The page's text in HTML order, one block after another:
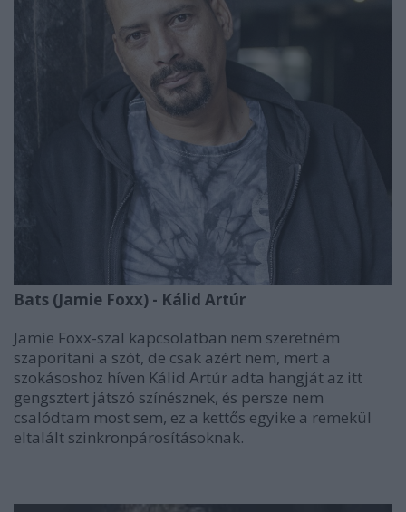
Bats (Jamie Foxx) - Kálid Artúr
Jamie Foxx-szal kapcsolatban nem szeretném
szaporítani a szót, de csak azért nem, mert a
szokásoshoz híven Kálid Artúr adta hangját az itt
gengsztert játszó színésznek, és persze nem
csalódtam most sem, ez a kettős egyike a remekül
eltalált szinkronpárosításoknak.